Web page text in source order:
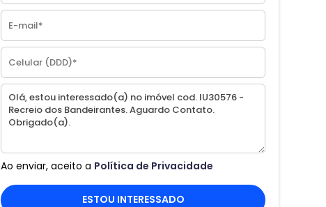
Ao enviar, aceito a Política de Privacidade
ESTOU INTERESSADO